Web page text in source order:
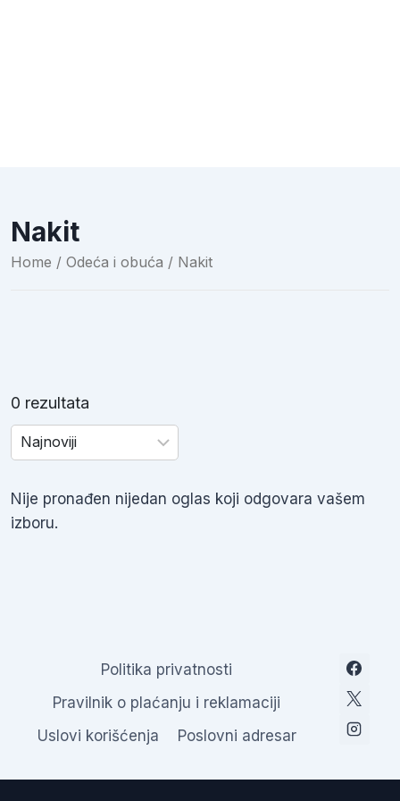
Nakit
Home / Odeća i obuća / Nakit
0 rezultata
Nije pronađen nijedan oglas koji odgovara vašem
izboru.
Politika privatnosti
Pravilnik o plaćanju i reklamaciji
Uslovi korišćenja
Poslovni adresar